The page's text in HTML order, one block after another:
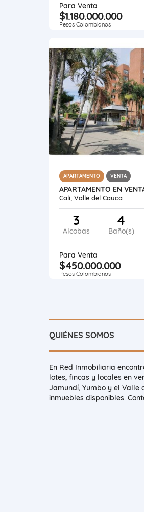
Para Venta
$1.180.000.000
Pesos Colombianos
APARTAMENTO VENTA
Cali, Valle del Cauca
3
Alcobas
4
Baño(s)
Para Venta
$450.000.000
Pesos Colombianos
QUIÉNES SOMOS
En Red Inmobiliaria
lotes, fincas y locales en
Jamundí, Yumbo y el Valle
inmuebles disponibles.